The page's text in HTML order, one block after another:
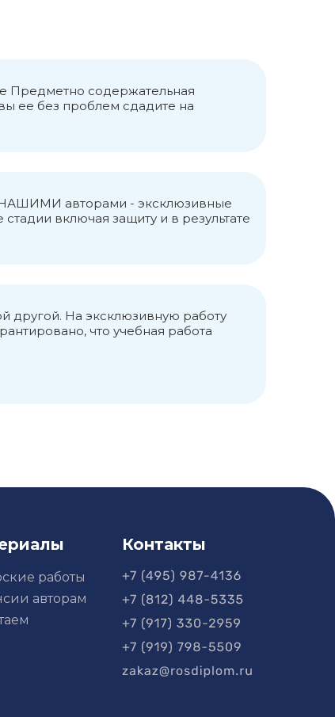
Предметно содержательная
ее без проблем сдадите на
НАШИМИ авторами - эксклюзивные
включая защиту и в результате
другой. На эксклюзивную работу
что учебная работа
работы
авторам
Контакты